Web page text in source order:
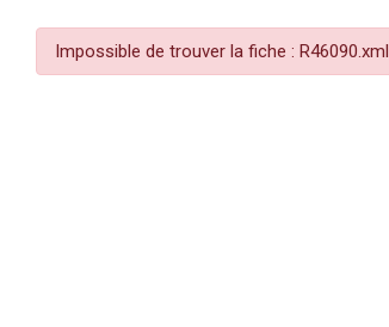
Impossible de trouver la fiche : R46090.xml